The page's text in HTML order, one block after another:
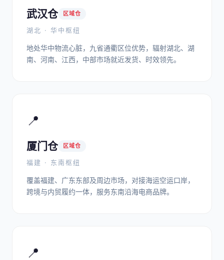
武汉仓 区域仓
湖北 · 华中枢纽
地处华中物流心脏，九省通衢区位优势，辐射湖北、湖
南、河南、江西，中部市场就近发货、时效领先。
📍
厦门仓 区域仓
福建 · 东南枢纽
覆盖福建、广东东部及周边市场，对接海运空运口岸，
跨境与内贸履约一体，服务东南沿海电商品牌。
📍